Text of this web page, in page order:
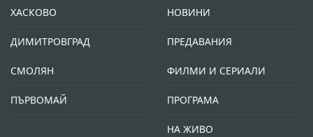
ХАСКОВО
ДИМИТРОВГРАД
СМОЛЯН
ПЪРВОМАЙ
НОВИНИ
ПРЕДАВАНИЯ
ФИЛМИ И СЕРИАЛИ
ПРОГРАМА
НА ЖИВО